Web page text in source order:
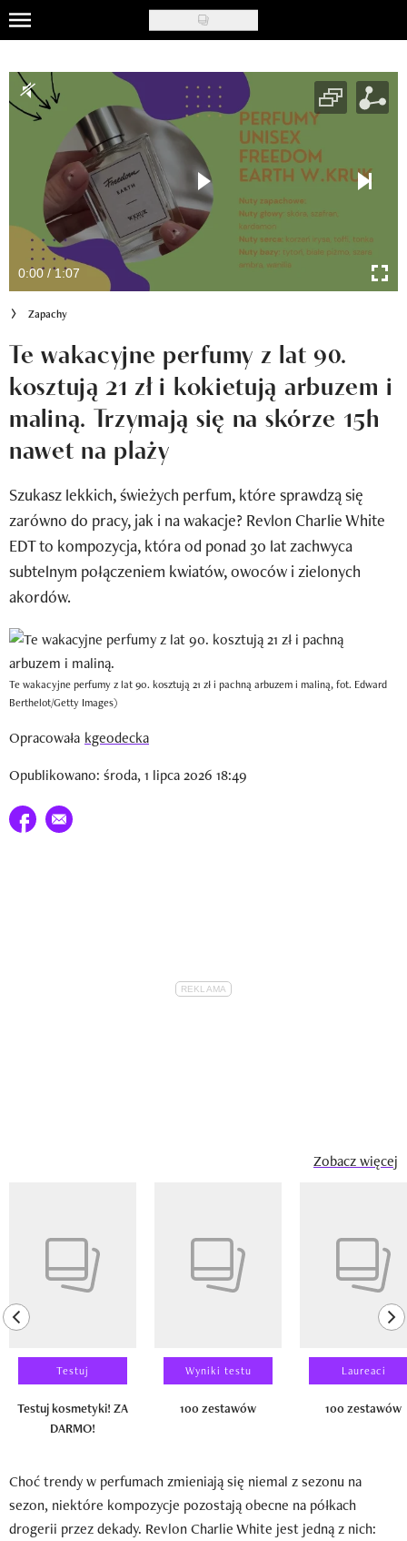
Skip
to
main
content
Moda
Ślub i wesele
Styl życia
Nasze akcje
Inspiracje
Newsy
Newsletter
Wizaz Summer Influ School
Mój profil / Zarejestruj się
0:00 / 1:07
Zapachy
Te wakacyjne perfumy z lat 90.
kosztują 21 zł i kokietują arbuzem i
maliną. Trzymają się na skórze 15h
nawet na plaży
Szukasz lekkich, świeżych perfum, które sprawdzą się
zarówno do pracy, jak i na wakacje? Revlon Charlie White
EDT to kompozycja, która od ponad 30 lat zachwyca
subtelnym połączeniem kwiatów, owoców i zielonych
akordów.
Te wakacyjne perfumy z lat 90. kosztują 21 zł i pachną arbuzem i maliną, fot. Edward
Berthelot/Getty Images)
Opracowała kgeodecka
Opublikowano: środa, 1 lipca 2026 18:49
Udostępnij na facebook
E-mail do przyjaciela
Zobacz więcej
previous element
Testuj
Testuj kosmetyki! ZA
DARMO!
Wyniki testu
100 zestawów
Laureaci
100 zestawów
Choć trendy w perfumach zmieniają się niemal z sezonu na
sezon, niektóre kompozycje pozostają obecne na półkach
drogerii przez dekady. Revlon Charlie White jest jedną z nich: